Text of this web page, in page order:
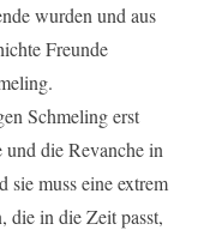
wurden und aus
Freunde
Schmeling erst
und die Revanche in
sie muss eine extrem
die in die Zeit passt,